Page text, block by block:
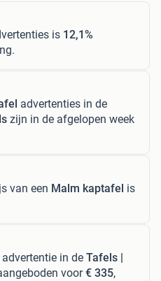
is 12,1%
advertenties in de
zijn in de afgelopen week
van een Malm kaptafel is
advertentie in de Tafels |
voor€ 335,